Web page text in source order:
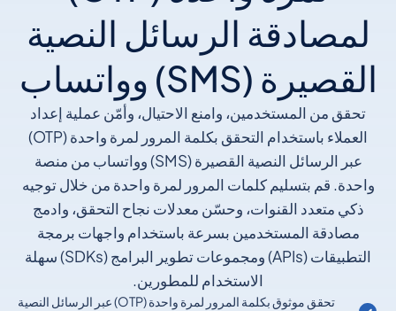
لمصادقة الرسائل النصية
القصيرة (SMS) وواتساب
تحقق من المستخدمين، وامنع الاحتيال، وأمّن عملية إعداد
العملاء باستخدام التحقق بكلمة المرور لمرة واحدة (OTP)
عبر الرسائل النصية القصيرة (SMS) وواتساب من منصة
واحدة. قم بتسليم كلمات المرور لمرة واحدة من خلال توجيه
ذكي متعدد القنوات، وحسّن معدلات نجاح التحقق، وادمج
مصادقة المستخدمين بسرعة باستخدام واجهات برمجة
التطبيقات (APIs) ومجموعات تطوير البرامج (SDKs) سهلة
الاستخدام للمطورين.
تحقق موثوق بكلمة المرور لمرة واحدة (OTP) عبر الرسائل النصية